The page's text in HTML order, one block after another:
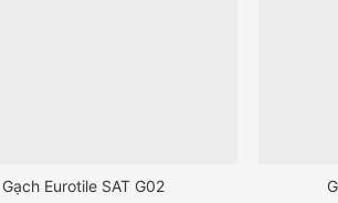
Gạch Eurotile SAT G02